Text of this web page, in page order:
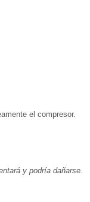
el compresor.
y podría dañarse.